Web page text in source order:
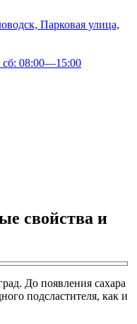
Парковая улица,
08:00—15:00
свойства и
До появления сахара
подсластителя, как и